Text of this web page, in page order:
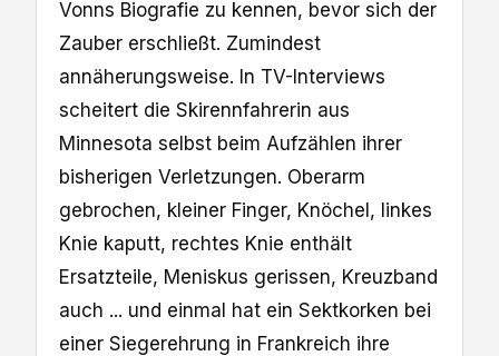
Vonns Biografie zu kennen, bevor sich der
Zauber erschließt. Zumindest
annäherungsweise. In TV-Interviews
scheitert die Skirennfahrerin aus
Minnesota selbst beim Aufzählen ihrer
bisherigen Verletzungen. Oberarm
gebrochen, kleiner Finger, Knöchel, linkes
Knie kaputt, rechtes Knie enthält
Ersatzteile, Meniskus gerissen, Kreuzband
auch ... und einmal hat ein Sektkorken bei
einer Siegerehrung in Frankreich ihre